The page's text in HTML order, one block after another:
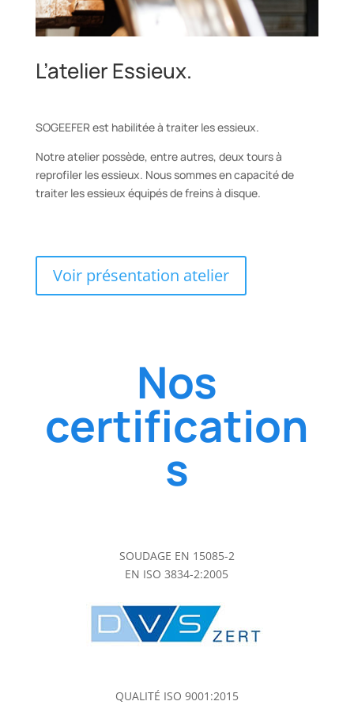
L’atelier Essieux.
SOGEEFER est habilitée à traiter les essieux.
Notre atelier possède, entre autres, deux tours à
reprofiler les essieux. Nous sommes en capacité de
traiter les essieux équipés de freins à disque.
Voir présentation atelier
Nos
certification
s
SOUDAGE EN 15085-2
EN ISO 3834-2:2005
QUALITÉ ISO 9001:2015